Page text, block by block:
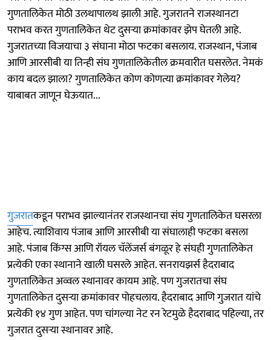
गुणतालिकेत मोठी उलथापालथ झाली आहे. गुजरातने राजस्थानटा
पराभव करत गुणतालिकेत थेट दुसऱ्या क्रमांकावर झेप घेतली आहे.
गुजरातच्या विजयाचा ३ संघाना मोठा फटका बसलाय. राजस्थान, पंजाब
आणि आरसीबी या तिन्ही संघ गुणतालिकेतील क्रमवारीत घसरलेत. नेमकं
काय बदल झाला? गुणतालिकेत कोण कोणत्या क्रमांकावर गेलेय?
याबाबत जाणून घेऊयात...
गुजरातकडून पराभव झाल्यानंतर राजस्थानचा संघ गुणतालिकेत घसरला
आहेच. त्याशिवाय पंजाब आणि आरसीबी या संघालाही फटका बसला
आहे. पंजाब किंग्स आणि रॉयल चॅलेंजर्स बंगळूर हे संघही गुणतालिकेत
प्रत्येकी एका स्थानाने खाली घसरले आहेत. सनरायझर्स हैदराबाद
गुणतालिकेत अव्वल स्थानावर कायम आहे. पण गुजरातचा संघ
गुणतालिकेत दुसऱ्या क्रमांकावर पोहचलाय. हैदराबाद आणि गुजरात यांचे
प्रत्येकी १४ गुण आहेत. पण चांगल्या नेट रन रेटमुळे हैदराबाद पहिल्या, तर
गुजरात दुसऱ्या स्थानावर आहे.